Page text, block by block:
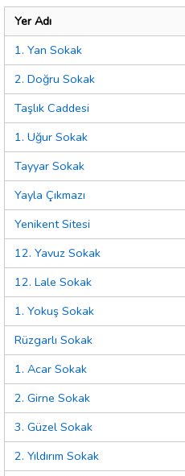
Yer Adı
1. Yan Sokak
2. Doğru Sokak
Taşlık Caddesi
1. Uğur Sokak
Tayyar Sokak
Yayla Çıkmazı
Yenikent Sitesi
12. Yavuz Sokak
12. Lale Sokak
1. Yokuş Sokak
Rüzgarlı Sokak
1. Acar Sokak
2. Girne Sokak
3. Güzel Sokak
2. Yıldırım Sokak